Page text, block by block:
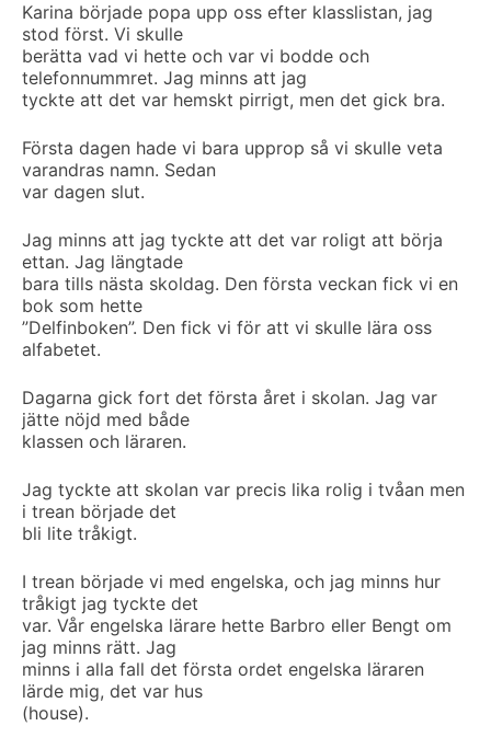
Karina började popa upp oss efter klasslistan, jag
stod först. Vi skulle
berätta vad vi hette och var vi bodde och
telefonnummret. Jag minns att jag
tyckte att det var hemskt pirrigt, men det gick bra.
Första dagen hade vi bara upprop så vi skulle veta
varandras namn. Sedan
var dagen slut.
Jag minns att jag tyckte att det var roligt att börja
ettan. Jag längtade
bara tills nästa skoldag. Den första veckan fick vi en
bok som hette
”Delfinboken”. Den fick vi för att vi skulle lära oss
alfabetet.
Dagarna gick fort det första året i skolan. Jag var
jätte nöjd med både
klassen och läraren.
Jag tyckte att skolan var precis lika rolig i tvåan men
i trean började det
bli lite tråkigt.
I trean började vi med engelska, och jag minns hur
tråkigt jag tyckte det
var. Vår engelska lärare hette Barbro eller Bengt om
jag minns rätt. Jag
minns i alla fall det första ordet engelska läraren
lärde mig, det var hus
(house).